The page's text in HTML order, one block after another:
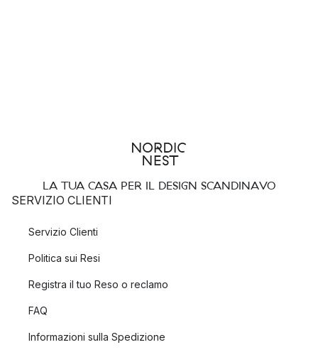
LA TUA CASA PER IL DESIGN SCANDINAVO
SERVIZIO CLIENTI
Servizio Clienti
Politica sui Resi
Registra il tuo Reso o reclamo
FAQ
Informazioni sulla Spedizione